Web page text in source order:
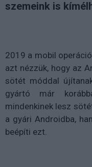
szemeink is
2019 a mobil
azt nézzük, hogy az
sötét móddal
gyártó már
mindenkinek lesz
a gyári Androidba,
beépíti ezt.